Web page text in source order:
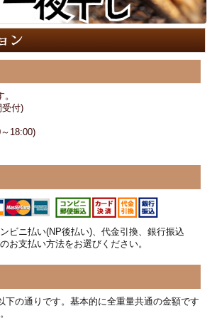
受付)
18:00)
ビニ払い(NP後払い)、代金引換、銀行振込
お支払い方法をお選びください。
下の通りです。基本的に全重量共通の金額です